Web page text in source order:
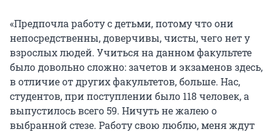
«Предпочла работу с детьми, потому что они
непосредственны, доверчивы, чисты, чего нет у
взрослых людей. Учиться на данном факультете
было довольно сложно: зачетов и экзаменов здесь,
в отличие от других факультетов, больше. Нас,
студентов, при поступлении было 118 человек, а
выпустилось всего 59. Ничуть не жалею о
выбранной стезе. Работу свою люблю, меня ждут